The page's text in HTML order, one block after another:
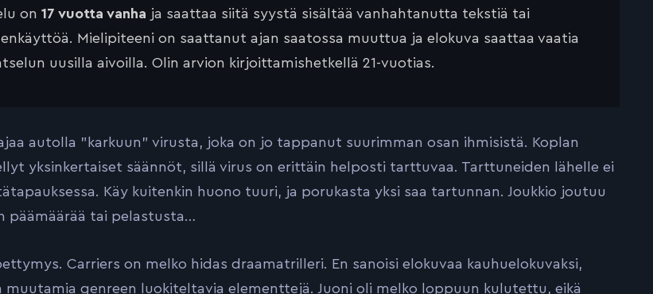
on 17 vuotta vanha ja saattaa siitä syystä sisältää vanhahtanutta tekstiä tai
Mielipiteeni on saattanut ajan saatossa muuttua ja elokuva saattaa vaatia
uusilla aivoilla. Olin arvion kirjoittamishetkellä 21-vuotias.
autolla ”karkuun” virusta, joka on jo tappanut suurimman osan ihmisistä. Koplan
yksinkertaiset säännöt, sillä virus on erittäin helposti tarttuvaa. Tarttuneiden lähelle ei
Käy kuitenkin huono tuuri, ja porukasta yksi saa tartunnan. Joukkio joutuu
päämäärää tai pelastusta…
Carriers on melko hidas draamatrilleri. En sanoisi elokuvaa kauhuelokuvaksi,
muutamia genreen luokiteltavia elementtejä. Juoni oli melko loppuun kulutettu, eikä